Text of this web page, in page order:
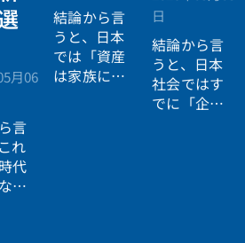
月06
言
れ
代
の
結論から言
うと、日本
では「資産
は家族に引
日
結論から言
うと、日本
社会ではす
でに「企業